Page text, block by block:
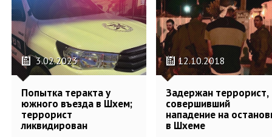
3.02.2023
Попытка теракта у
южного въезда в Шхем;
террорист
ликвидирован
12.10.2018
Задержан террорист,
совершивший
нападение на
в Шхеме